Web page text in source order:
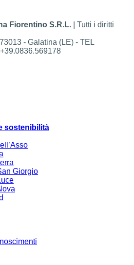
Fiorentino S.R.L. | Tutti i diritti
- Galatina (LE) - TEL
sostenibilità
Giorgio